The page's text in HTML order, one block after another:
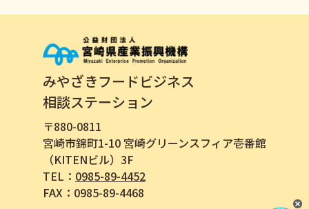
みやざきフードビジネス
相談ステーション
〒880-0811
宮崎市錦町1-10 宮崎グリーンスフィア壱番館
（KITENビル）3F
TEL： 0985-89-4452
FAX：0985-89-4468